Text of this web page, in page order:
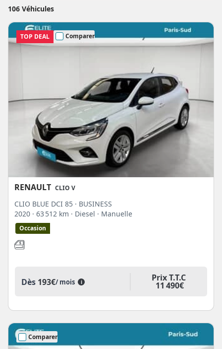
pouces. A noter que l'écran central propose le système d'info-divertissement
Smart Cockpit et que la console centrale pourra intégrer un espace de
chargement par induction pour téléphone portable. A bord, cette voiture
Renault progresse en habitabilité et offre un coffre de 391 litres. La plateforme
CMF-B permet à la nouvelle génération de Clio de proposer une version
hybride e-Tech. Cette version essence électrique d'environ 130ch sera
, cette nouvelle clio pourrait répondre à vos
attentes. Les autres motorisations essence Sce ou essence Tce et diesel blue dCi
sont proposés avec des puissances entre 65 ch et 130 ch. A noter qu'un moteur
GPL sera également disponible et que la boîte de vitesse sera manuelle, à
double embrayage ED7 vitesses ou à variation continue X-Tronic selon les
106 Véhicules
TOP DEAL Comparer
RENAULT CLIO V
CLIO BLUE DCI 85 · BUSINESS
2020 · 63 512 km · Diesel · Manuelle
Occasion
Dès 193€/ mois i Prix T.T.C
11 490€
Comparer